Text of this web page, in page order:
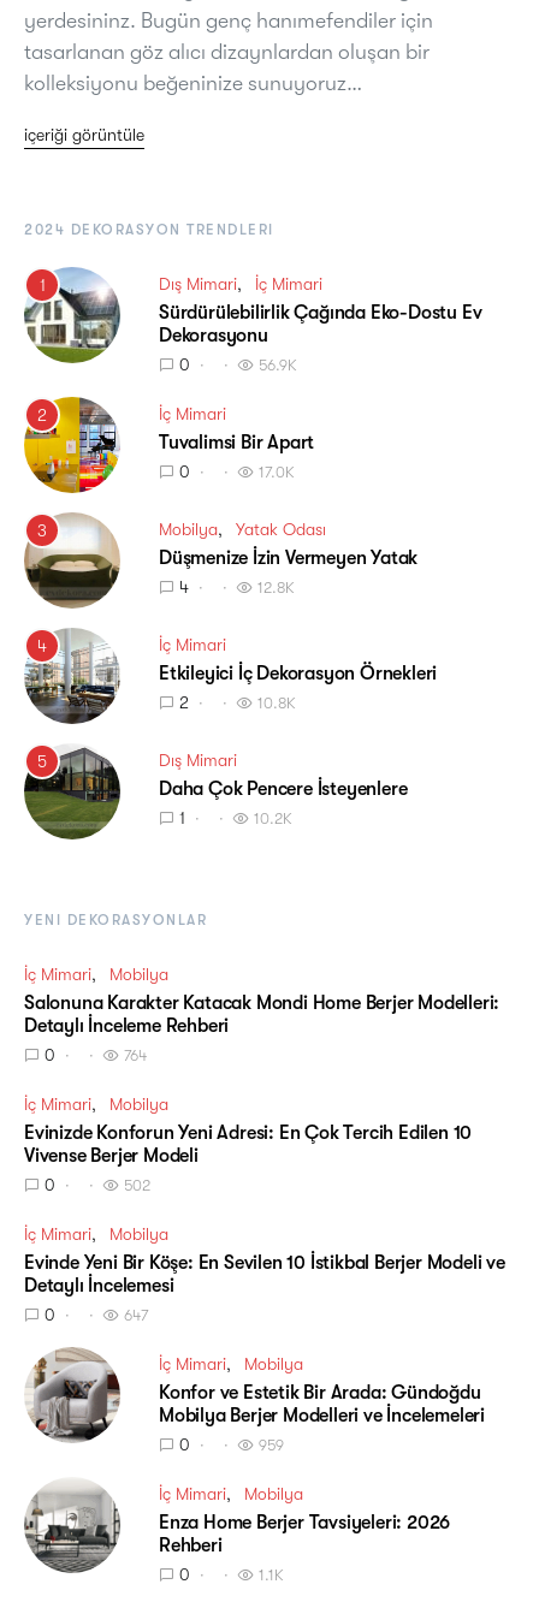
yerdesininz. Bugün genç hanımefendiler için
tasarlanan göz alıcı dizaynlardan oluşan bir
kolleksiyonu beğeninize sunuyoruz…
içeriği görüntüle
2024 DEKORASYON TRENDLERI
1 Dış Mimari İç Mimari
Sürdürülebilirlik Çağında Eko-Dostu Ev
Dekorasyonu
0 56.9K
2 İç Mimari
Tuvalimsi Bir Apart
0 17.0K
3 Mobilya Yatak Odası
Düşmenize İzin Vermeyen Yatak
4 12.8K
4 İç Mimari
Etkileyici İç Dekorasyon Örnekleri
2 10.8K
5 Dış Mimari
Daha Çok Pencere İsteyenlere
1 10.2K
YENI DEKORASYONLAR
İç Mimari Mobilya
Salonuna Karakter Katacak Mondi Home Berjer Modelleri:
Detaylı İnceleme Rehberi
0 764
İç Mimari Mobilya
Evinizde Konforun Yeni Adresi: En Çok Tercih Edilen 10
Vivense Berjer Modeli
0 502
İç Mimari Mobilya
Evinde Yeni Bir Köşe: En Sevilen 10 İstikbal Berjer Modeli ve
Detaylı İncelemesi
0 647
İç Mimari Mobilya
Konfor ve Estetik Bir Arada: Gündoğdu
Mobilya Berjer Modelleri ve İncelemeleri
0 959
İç Mimari Mobilya
Enza Home Berjer Tavsiyeleri: 2026
Rehberi
0 1.1K